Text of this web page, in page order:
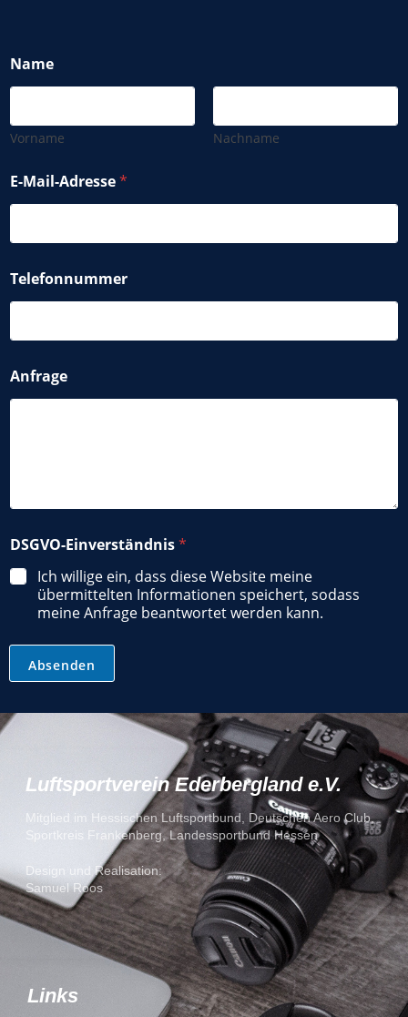
Name
Vorname Nachname
E-Mail-Adresse*
Telefonnummer
N
a
r
g
e
Anfrage
DSGVO-Einverständnis*
Ich willige ein, dass diese Website meine
übermittelten Informationen speichert, sodass
meine Anfrage beantwortet werden kann.
Absenden
Links
Luftsportverein Ederbergland e.V.
Mitglied im Hessischen Luftsportbund, Deutschen Aero Club,
Sportkreis Frankenberg, Landessportbund Hessen
Design und Realisation:
Samuel Roos